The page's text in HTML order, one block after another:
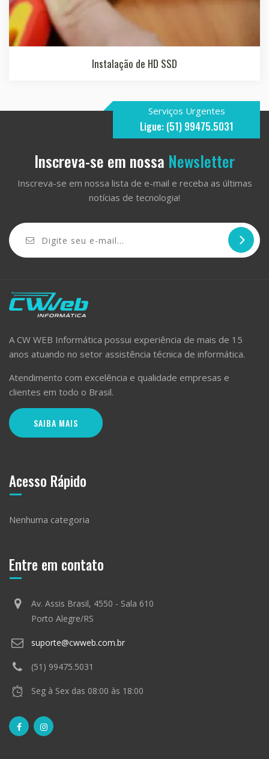
Instalação de HD SSD
Serviços Urgentes
Ligue: (51) 99475.5031
Inscreva-se em nossa Newsletter
Inscreva-se em nossa lista de e-mail e receba as últimas
notícias de tecnologia!
A CW WEB Informática possui experiência de mais de 15
anos atuando no setor assistência técnica de informática.
Atendimento com excelência e qualidade empresas e
clientes em todo o Brasil.
SAIBA MAIS
Acesso Rápido
Nenhuma categoria
Entre em contato
Av. Assis Brasil, 4550 - Sala 610
Porto Alegre/RS
suporte@cwweb.com.br
(51) 99475.5031
Seg à Sex das 08:00 às 18:00